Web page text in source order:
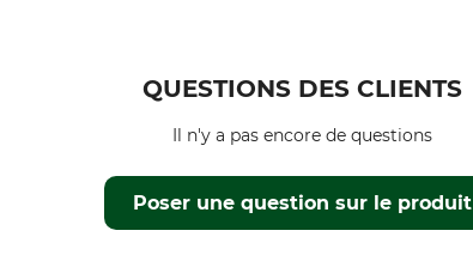
QUESTIONS DES CLIENTS
Poser une question sur le produit
Il n'y a pas encore de questions